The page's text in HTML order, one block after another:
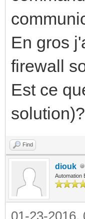
En gros
firewall
Est ce
solution)?
Find
diouk
Automation
01-23-2016,